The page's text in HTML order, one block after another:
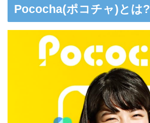
Pococha(ポコチャ)とは?